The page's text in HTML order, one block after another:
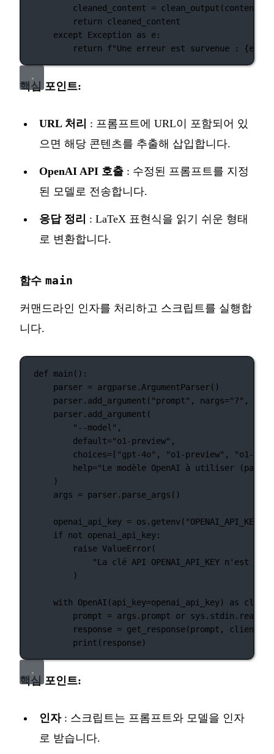
cleaned_content = clean_output(content)
return cleaned_content
except
Exception as e:
return
f"Une erreur est survenue : {e
핵심 포인트:
URL 처리 : 프롬프트에 URL이 포함되어 있
으면 해당 콘텐츠를 추출해 삽입합니다.
OpenAI API 호출 : 수정된 프롬프트를 지정
된 모델로 전송합니다.
응답 정리 : LaTeX 표현식을 읽기 쉬운 형태
로 변환합니다.
함수main
커맨드라인 인자를 처리하고 스크립트를 실행합
니다.
def main ():
parser = argparse.ArgumentParser()
parser.add_argument( "prompt" , nargs="?" ,
parser.add_argument(
"--model" ,
default="o1-preview" ,
choices=[ "gpt-4o" , "o1-preview" ,
"o1-
help="Le modèle OpenAI à utiliser (par
)
args = parser.parse_args()
openai_api_key = os.getenv( "OPENAI_API_KEY"
if
not openai_api_key:
raise ValueError(
"La clé API OPENAI_API_KEY n'est
)
with OpenAI(api_key=openai_api_key) as
prompt = args.prompt or sys.stdin.read()
response = get_response(prompt, client,
print (response)
핵심 포인트:
인자: 스크립트는 프롬프트와 모델을 인자
로 받습니다.